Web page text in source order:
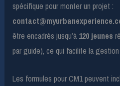
spécifique pour monter un projet :
être encadrés jusqu’à 120 jeunes
par guide), ce qui facilite la
Les formules pour CM1 peuvent